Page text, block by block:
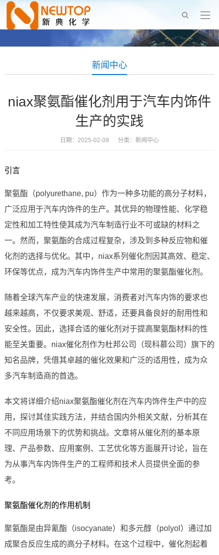
新闻中心
niax聚氨酯催化剂用于汽车内饰件
生产的实践
日期：2025-02-09 分类： 新闻中心
引言
聚氨酯（polyurethane, pu）作为一种多功能的高分子材料，
广泛应用于汽车内饰件的生产。其优异的物理性能、化学稳
定性和加工特性使其成为汽车制造行业不可或缺的材料之
一。然而，聚氨酯的合成过程复杂，涉及到多种反应物和催
化剂的选择与优化。其中，niax系列催化剂因其高效、稳定、
环保等优点，成为汽车内饰件生产中常用的聚氨酯催化剂。
随着全球汽车产业的快速发展，消费者对汽车内饰的要求也
越来越高，不仅要求美观、舒适，还要具备良好的耐用性和
安全性。因此，选择合适的催化剂对于提高聚氨酯材料的性
能至关重要。niax催化剂作为杜邦公司（现科慕公司）旗下的
知名品牌，凭借其卓越的催化效果和广泛的适用性，成为众
多汽车制造商的首选。
本文将详细介绍niax聚氨酯催化剂在汽车内饰件生产中的应
用，探讨其佳实践方法，并结合国内外相关文献，分析其在
不同应用场景下的优势和挑战。文章将从催化剂的基本原
理、产品参数、应用案例、工艺优化等方面展开讨论，旨在
为从事汽车内饰件生产的工程师和技术人员提供全面的参
考。
聚氨酯催化剂的作用机制
聚氨酯是由异氰酯（isocyanate）和多元醇（polyol）通过加
成聚合反应生成的高分子材料。在这个过程中，催化剂起着